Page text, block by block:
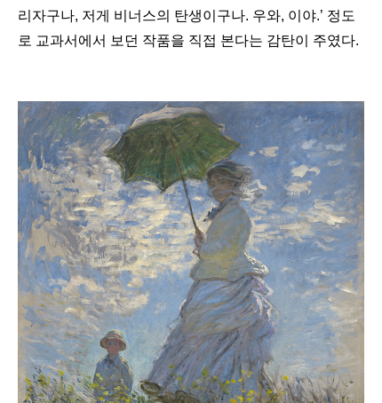
리자구나, 저게 비너스의 탄생이구나. 우와, 이야.’ 정도
로 교과서에서 보던 작품을 직접 본다는 감탄이 주였다.